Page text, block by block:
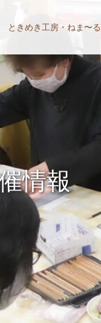
ときめき工房・ねま〜る
情報